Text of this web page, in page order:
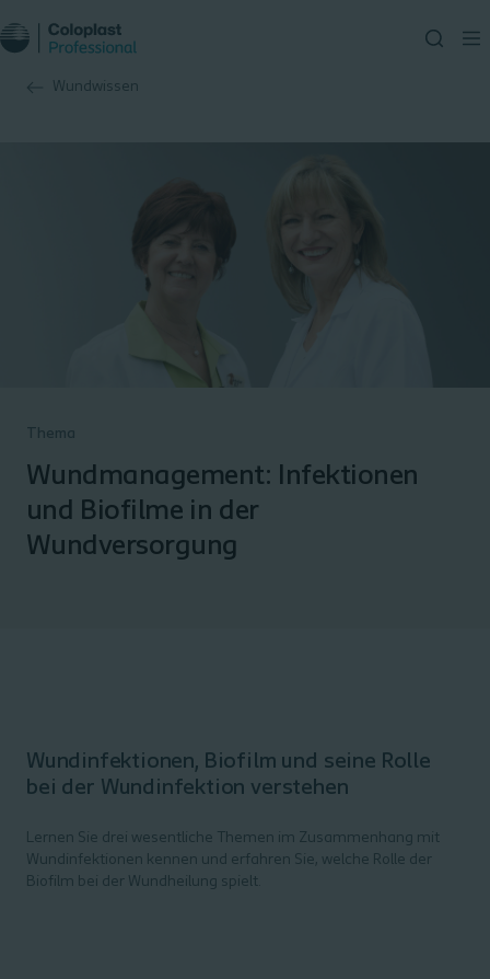
Wundwissen
Thema
Wundmanagement: Infektionen
und Biofilme in der
Wundversorgung
Wundinfektionen, Biofilm und seine Rolle
bei der Wundinfektion verstehen
Lernen Sie drei wesentliche Themen im Zusammenhang mit
Wundinfektionen kennen und erfahren Sie, welche Rolle der
Biofilm bei der Wundheilung spielt.